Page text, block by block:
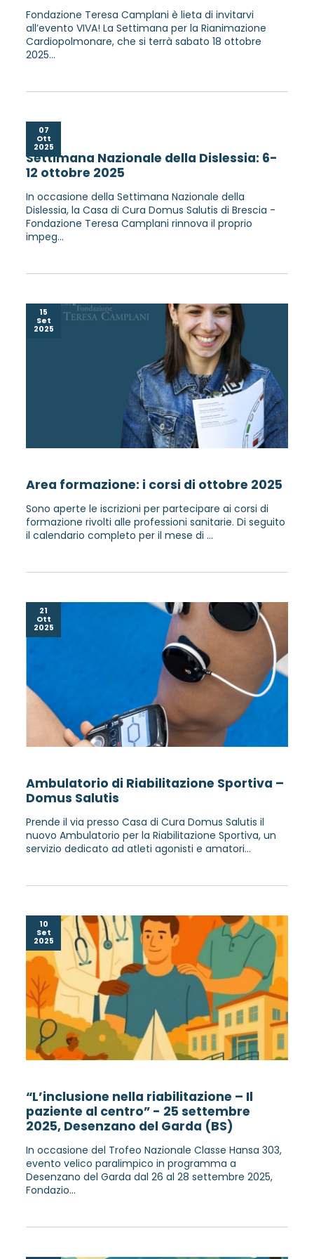
Fondazione Teresa Camplani è lieta di invitarvi
all’evento VIVA! La Settimana per la Rianimazione
Cardiopolmonare, che si terrà sabato 18 ottobre
2025...
07
Ott
2025
Settimana Nazionale della Dislessia: 6-
12 ottobre 2025
In occasione della Settimana Nazionale della
Dislessia, la Casa di Cura Domus Salutis di Brescia -
Fondazione Teresa Camplani rinnova il proprio
impeg...
15
Set
2025
Area formazione: i corsi di ottobre 2025
Sono aperte le iscrizioni per partecipare ai corsi di
formazione rivolti alle professioni sanitarie. Di seguito
il calendario completo per il mese di ...
21
Ott
2025
Ambulatorio di Riabilitazione Sportiva –
Domus Salutis
Prende il via presso Casa di Cura Domus Salutis il
nuovo Ambulatorio per la Riabilitazione Sportiva, un
servizio dedicato ad atleti agonisti e amatori...
10
Set
2025
“L’inclusione nella riabilitazione – Il
paziente al centro” - 25 settembre
2025, Desenzano del Garda (BS)
In occasione del Trofeo Nazionale Classe Hansa 303,
evento velico paralimpico in programma a
Desenzano del Garda dal 26 al 28 settembre 2025,
Fondazio...